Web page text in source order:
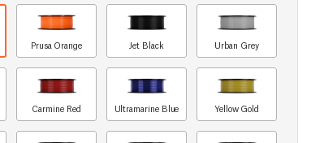
Prusa Orange Jet Black Urban Grey
Carmine Red Ultramarine Blue Yellow Gold